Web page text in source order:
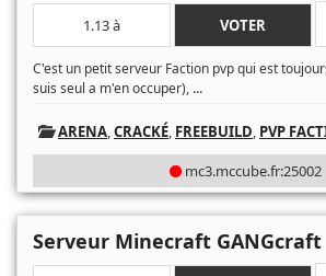
1.13 à VOTER
C'est un petit serveur Faction pvp qui est
suis seul a m'en occuper), ...
ARENA,CRACKÉ, FREEBUILD, PVP
mc3.mccube.fr:25002
Serveur Minecraft GANGcraft